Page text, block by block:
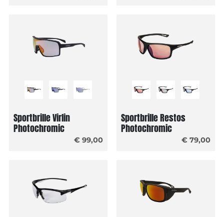
Sportbrille Virlin
Photochromic
€ 99,00
Sportbrille Restos
Photochromic
€ 79,00